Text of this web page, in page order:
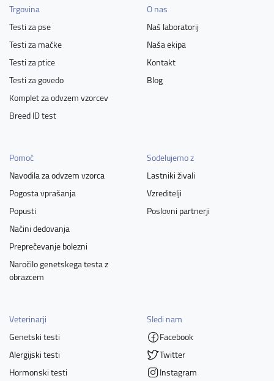
Trgovina
Testi za pse
Testi za mačke
Testi za ptice
Testi za govedo
Komplet za odvzem vzorcev
Breed ID test
O nas
Naš laboratorij
Naša ekipa
Kontakt
Blog
Pomoč
Navodila za odvzem vzorca
Pogosta vprašanja
Popusti
Načini dedovanja
Preprečevanje bolezni
Naročilo genetskega testa z
obrazcem
Sodelujemo z
Lastniki živali
Vzreditelji
Poslovni partnerji
Veterinarji
Genetski testi
Alergijski testi
Hormonski testi
Sledi nam
Facebook
Twitter
Instagram